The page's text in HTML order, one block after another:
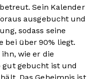
Sein Kalender
ausgebucht und
sodass seine
bei über 90% liegt.
wie er die
gut gebucht ist und
Das Geheimnis ist